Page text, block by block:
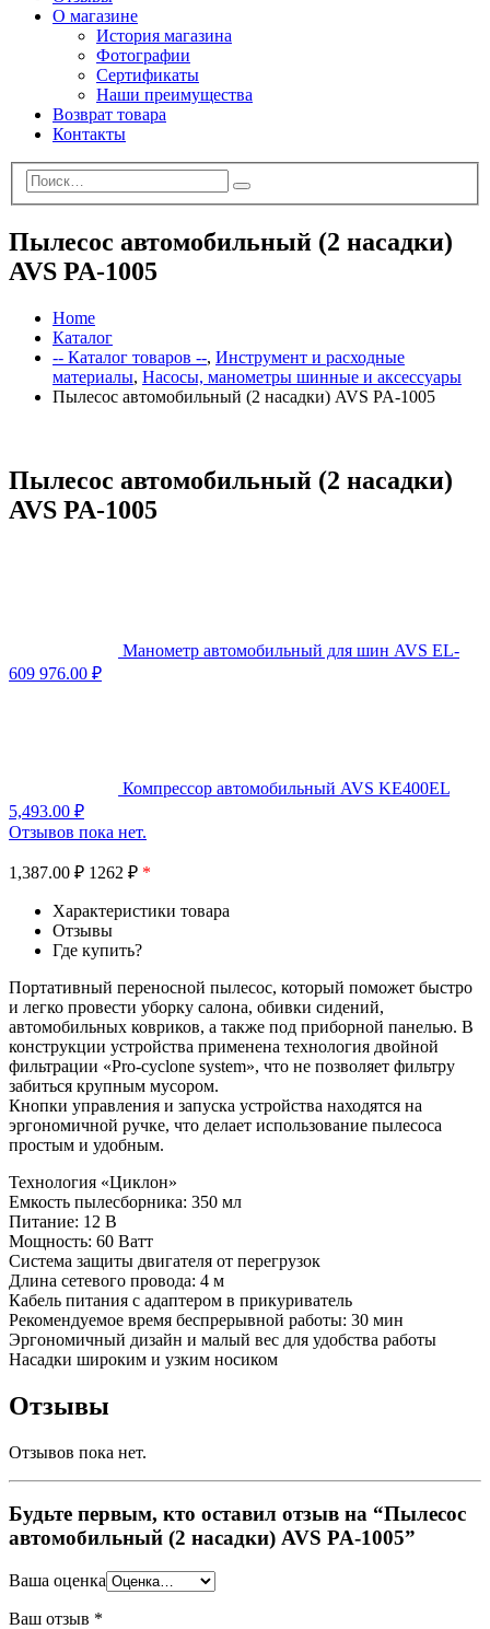
О магазине
История магазина
Фотографии
Сертификаты
Наши преимущества
Возврат товара
Контакты
Пылесос автомобильный (2 насадки)
AVS PA-1005
Home
Каталог
-- Каталог товаров --, Инструмент и расходные
материалы, Насосы, манометры шинные и аксессуары
Пылесос автомобильный (2 насадки) AVS PA-1005
Пылесос автомобильный (2 насадки)
AVS PA-1005
Манометр автомобильный для шин AVS EL-
609 976.00 ₽
Компрессор автомобильный AVS KE400EL
5,493.00 ₽
Отзывов пока нет.
1,387.00 ₽ 1262 ₽ *
Характеристики товара
Отзывы
Где купить?
Портативный переносной пылесос, который поможет быстро
и легко провести уборку салона, обивки сидений,
автомобильных ковриков, а также под приборной панелью. В
конструкции устройства применена технология двойной
фильтрации «Pro-cyclone system», что не позволяет фильтру
забиться крупным мусором.
Кнопки управления и запуска устройства находятся на
эргономичной ручке, что делает использование пылесоса
простым и удобным.
Технология «Циклон»
Емкость пылесборника: 350 мл
Питание: 12 В
Мощность: 60 Ватт
Система защиты двигателя от перегрузок
Длина сетевого провода: 4 м
Кабель питания с адаптером в прикуриватель
Рекомендуемое время беспрерывной работы: 30 мин
Эргономичный дизайн и малый вес для удобства работы
Насадки широким и узким носиком
Отзывы
Отзывов пока нет.
Будьте первым, кто оставил отзыв на “Пылесос
автомобильный (2 насадки) AVS PA-1005”
Ваша оценка
Ваш отзыв *